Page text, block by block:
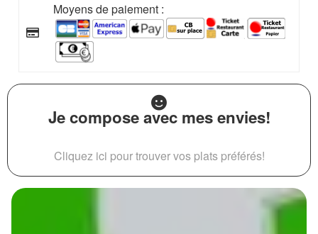
Moyens de paiement :
Je compose avec mes envies!
Cliquez ici pour trouver vos plats préférés!